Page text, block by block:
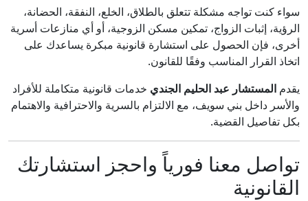
سواء كنت تواجه مشكلة تتعلق بالطلاق، الخلع، النفقة، الحضانة،
الرؤية، إثبات الزواج، تمكين مسكن الزوجية، أو أي منازعات أسرية
أخرى، فإن الحصول على استشارة قانونية مبكرة يساعدك على
اتخاذ القرار المناسب وفقًا للقانون.
يقدم المستشار عبد الحليم الجندي خدمات قانونية متكاملة للأفراد
والأسر داخل بني سويف، مع الالتزام بالسرية والاحترافية والاهتمام
بكل تفاصيل القضية.
تواصل معنا فورياً واحجز استشارتك
القانونية